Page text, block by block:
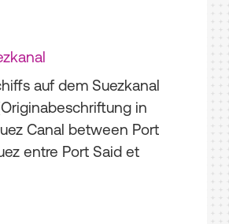
auf dem Suezkanal
in
Canal between Port
entre Port Said et